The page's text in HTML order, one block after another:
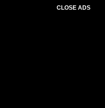
CLOSE ADS